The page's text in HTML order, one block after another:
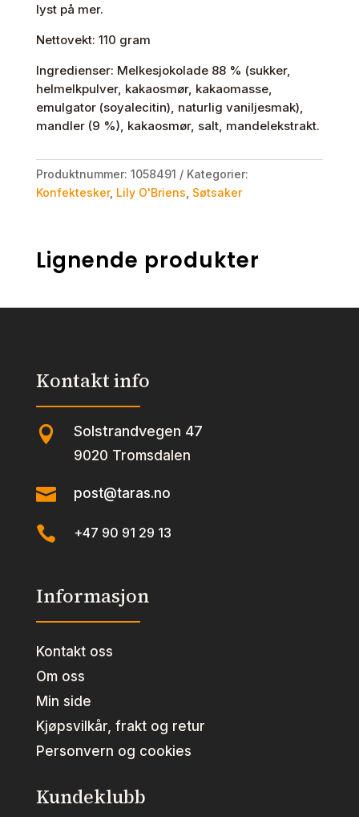
lyst på mer.
Nettovekt: 110 gram
Ingredienser: Melkesjokolade 88 % (sukker,
helmelkpulver, kakaosmør, kakaomasse,
emulgator (soyalecitin), naturlig vaniljesmak),
mandler (9 %), kakaosmør, salt, mandelekstrakt.
Produktnummer: 1058491
Kategorier:
Konfektesker, Lily O'Briens Søtsaker
Lignende produkter
Kontakt info
 Solstrandvegen 47
9020 Tromsdalen
 post@taras.no
 +47 90 91 29 13
Informasjon
Kontakt oss
Om oss
Min side
Kjøpsvilkår, frakt og retur
Personvern og cookies
Kundeklubb